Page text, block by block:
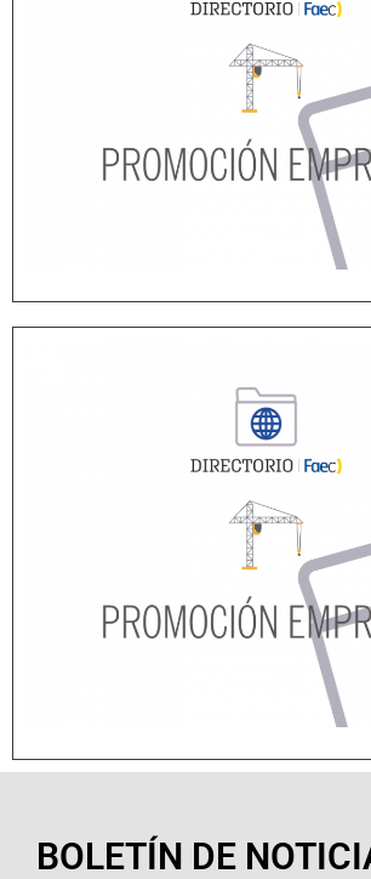
BOLETÍN DE